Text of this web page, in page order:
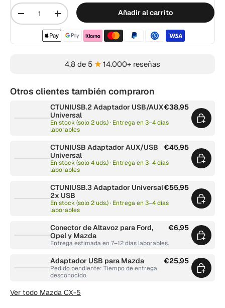
Cantidad
-
+ Añadir al carrito
Métodos de pago aceptados
4,8 de 5 ★14.000+ reseñas
Otros clientes también compraron
CTUNIUSB.2 Adaptador USB/AUX
Universal
€38,95
En stock (solo 2 uds.) · Entrega en 3–4 días
laborables
CTUNIUSB Adaptador AUX/USB
Universal
€45,95
En stock (solo 4 uds.) · Entrega en 3–4 días
laborables
CTUNIUSB.3 Adaptador Universal
2x USB
€55,95
En stock (solo 2 uds.) · Entrega en 3–4 días
laborables
Conector de Altavoz para Ford,
Opel y Mazda
€6,95
Entrega estimada en 7–12 días laborables.
Adaptador USB para Mazda €25,95
Pedido pendiente: Tiempo de entrega
desconocido
Ver todo Mazda CX-5